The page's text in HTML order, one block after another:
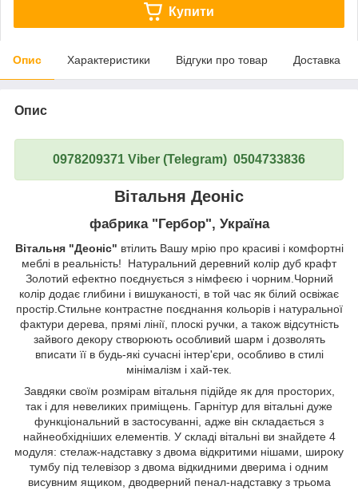
Купити
Опис Характеристики Відгуки про товар Доставка
Опис
0978209371 Viber (Telegram) 0504733836
Вітальня Деоніс
фабрика "Гербор", Україна
Вітальня "Деоніс" втілить Вашу мрію про красиві і комфортні
меблі в реальність! Натуральний деревний колір дуб крафт
Золотий ефектно поєднується з німфеєю і чорним.Чорний
колір додає глибини і вишуканості, в той час як білий освіжає
простір.Стильне контрастне поєднання кольорів і натуральної
фактури дерева, прямі лінії, плоскі ручки, а також відсутність
зайвого декору створюють особливий шарм і дозволять
вписати її в будь-які сучасні інтер'єри, особливо в стилі
мінімалізм і хай-тек.
Завдяки своїм розмірам вітальня підійде як для просторих,
так і для невеликих приміщень. Гарнітур для вітальні дуже
функціональний в застосуванні, адже він складається з
найнеобхідніших елементів. У складі вітальні ви знайдете 4
модуля: стелаж-надставку з двома відкритими нішами, широку
тумбу під телевізор з двома відкидними дверима і одним
висувним ящиком, дводверний пенал-надставку з трьома